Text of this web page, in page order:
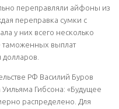
переправляли айфоны из
переправка сумки с
у них всего несколько
таможенных выплат
РФ Василий Буров
Гибсона: «Будущее
распределено. Для